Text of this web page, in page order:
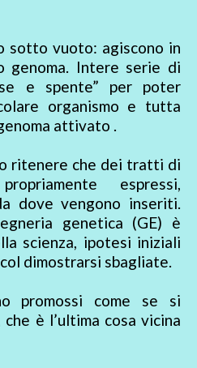
sotto vuoto: agiscono in
genoma. Intere serie di
e spente” per poter
organismo e tutta
attivato .
ritenere che dei tratti di
espressi,
dove vengono inseriti.
genetica (GE) è
scienza, ipotesi iniziali
dimostrarsi sbagliate.
promossi come se si
è l’ultima cosa vicina